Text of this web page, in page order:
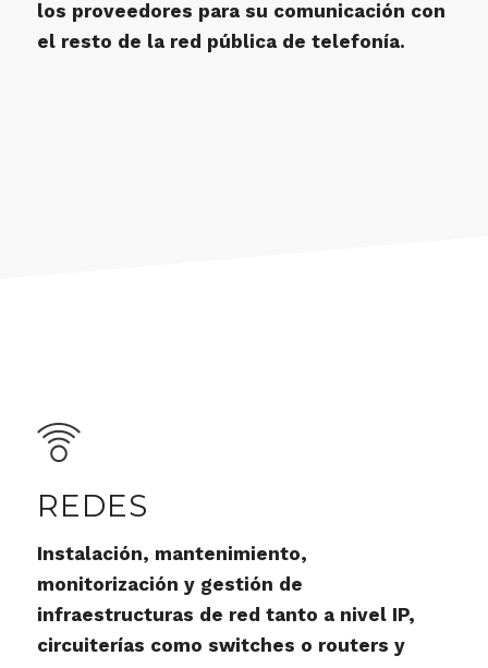
los proveedores para su comunicación con
el resto de la red pública de telefonía.
REDES
Instalación, mantenimiento,
monitorización y gestión de
infraestructuras de red tanto a nivel IP,
circuiterías como switches o routers y